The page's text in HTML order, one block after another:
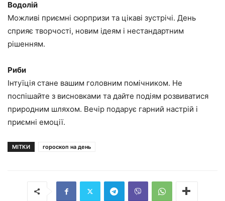
Водолій
Можливі приємні сюрпризи та цікаві зустрічі. День
сприяє творчості, новим ідеям і нестандартним
рішенням.
Риби
Інтуїція стане вашим головним помічником. Не
поспішайте з висновками та дайте подіям розвиватися
природним шляхом. Вечір подарує гарний настрій і
приємні емоції.
МІТКИ гороскоп на день